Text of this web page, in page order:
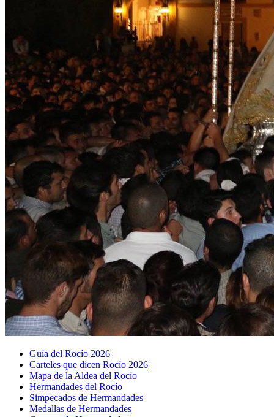
Guía del Rocío 2026
Carteles que dicen Rocío 2026
Mapa de la Aldea del Rocío
Hermandades del Rocío
Simpecados de Hermandades
Medallas de Hermandades